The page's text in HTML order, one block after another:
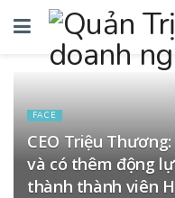
FACE
CEO Triệu
và có thêm động
thành thành viên